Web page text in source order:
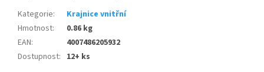
Kategorie:
Krajnice vnitřní
Hmotnost:
0.86 kg
EAN:
4007486205932
Dostupnost: 12+ ks